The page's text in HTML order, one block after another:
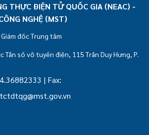
THỰC ĐIỆN TỬ QUỐC GIA (NEAC) -
NGHỆ (MST)
đốc Trung tâm
Tần số vô tuyến điện, 115 Trần Duy Hưng, P.
| Fax: